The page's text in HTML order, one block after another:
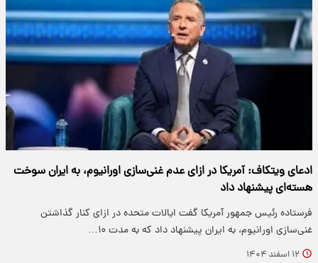
ادعای ویتکاف: آمریکا در ازای عدم غنی‌سازی اورانیوم، به ایران سوخت
هسته‌ای پیشنهاد داد
فرستاده رئیس جمهور آمریکا گفت ایالات متحده در ازای کنار گذاشتن
غنی‌سازی اورانیوم، به ایران پیشنهاد داد که به مدت ۱۰…
۱۲ اسفند ۱۴۰۴